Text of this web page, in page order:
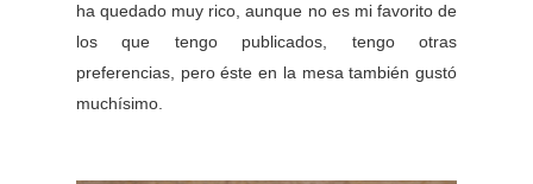
ha quedado muy rico, aunque no es mi favorito de
los que tengo publicados, tengo otras
preferencias, pero éste en la mesa también gustó
muchísimo.